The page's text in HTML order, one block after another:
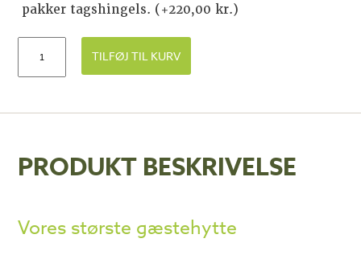
pakker tagshingels. (+220,00 kr.)
TILFØJ TIL KURV
PRODUKT BESKRIVELSE
Vores største gæstehytte